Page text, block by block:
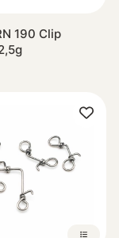
190 Clip